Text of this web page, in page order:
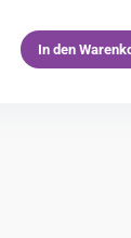
In den